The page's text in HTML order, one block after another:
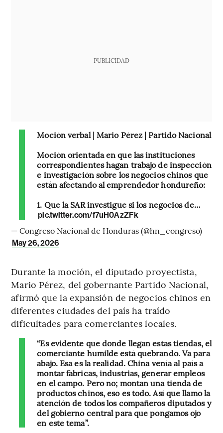
PUBLICIDAD
Moción verbal | Mario Pérez | Partido Nacional
Moción orientada en que las instituciones
correspondientes hagan trabajo de inspección
e investigación sobre los negocios chinos que
están afectando al emprendedor hondureño:
1. Que la SAR investigue si los negocios de…
pic.twitter.com/f7uH0AzZFk
— Congreso Nacional de Honduras (@hn_congreso)
May 26, 2026
Durante la moción, el diputado proyectista,
Mario Pérez, del gobernante Partido Nacional,
afirmó que la expansión de negocios chinos en
diferentes ciudades del país ha traído
dificultades para comerciantes locales.
“Es evidente que donde llegan estas tiendas, el
comerciante humilde está quebrando. Va para
abajo. Esa es la realidad. China venía al país a
montar fábricas, industrias, generar empleos
en el campo. Pero no; montan una tienda de
productos chinos, eso es todo. Así que llamo la
atención de todos los compañeros diputados y
del gobierno central para que pongamos ojo
en este tema”.